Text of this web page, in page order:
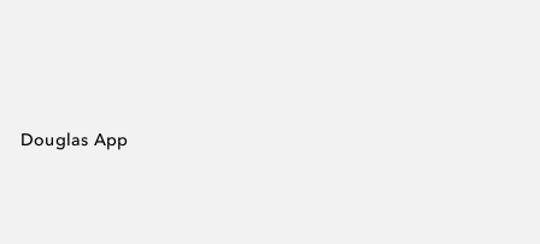
Douglas App